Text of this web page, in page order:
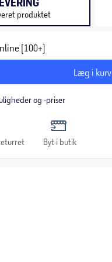
produktet
(100+)
Læg i kurv
og -priser
Byt i butik